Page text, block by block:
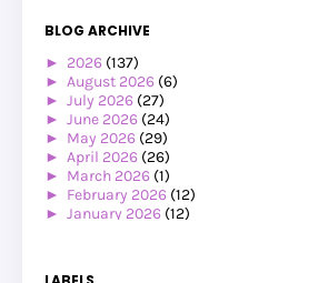
BLOG ARCHIVE
► 2026 (137)
► August 2026 (6)
► July 2026 (27)
► June 2026 (24)
► May 2026 (29)
► April 2026 (26)
► March 2026 (1)
► February 2026 (12)
► January 2026 (12)